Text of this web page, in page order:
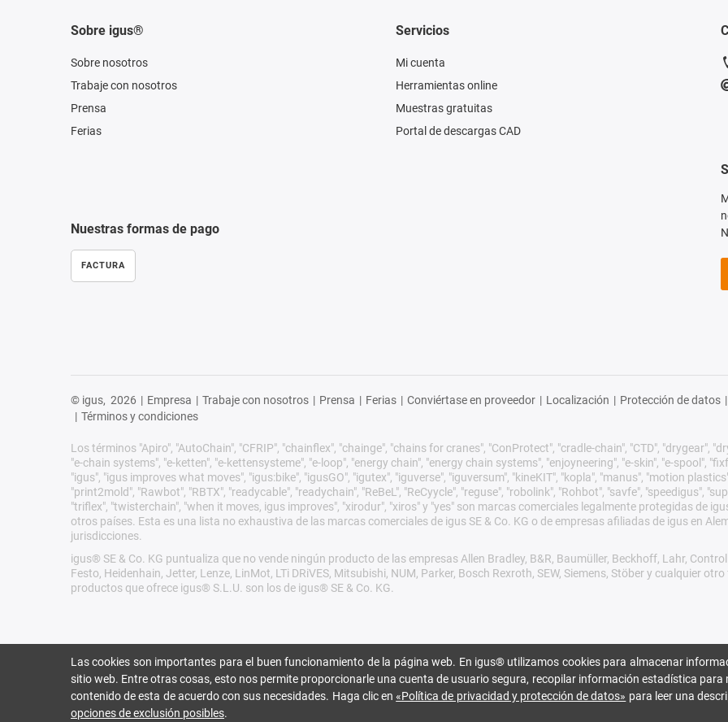
Sobre igus®
Sobre nosotros
Trabaje con nosotros
Prensa
Ferias
Servicios
Mi cuenta
Herramientas online
Muestras gratuitas
Portal de descargas CAD
Nuestras formas de pago
FACTURA
© igus, 2026 | Empresa | Trabaje con nosotros | Prensa | Ferias | Conviértase en proveedor | Localización | Protección de datos |
| Términos y condiciones
Los términos "Apiro", "AutoChain", "CFRIP", "chainflex", "chainge", "chains for cranes", "ConProtect", "cradle-chain", "CTD", "drygear",
"e-chain systems", "e-ketten", "e-kettensysteme", "e-loop", "energy chain", "energy chain systems", "enjoyneering", "e-skin", "e-spool",
"igus", "igus improves what moves", "igus:bike", "igusGO", "igutex", "iguverse", "iguversum", "kineKIT", "kopla", "manus", "motion
"print2mold", "Rawbot", "RBTX", "readycable", "readychain", "ReBeL", "ReCyycle", "reguse", "robolink", "Rohbot", "savfe", "speedigus",
"triflex", "twisterchain", "when it moves, igus improves", "xirodur", "xiros" y "yes" son marcas comerciales legalmente protegidas de
otros países. Esta es una lista no exhaustiva de las marcas comerciales de igus SE & Co. KG o de empresas afiliadas de igus en
jurisdicciones.
igus® SE & Co. KG puntualiza que no vende ningún producto de las empresas Allen Bradley, B&R, Baumüller, Beckhoff, Lahr,
Festo, Heidenhain, Jetter, Lenze, LinMot, LTi DRiVES, Mitsubishi, NUM, Parker, Bosch Rexroth, SEW, Siemens, Stöber y cualquier
productos que ofrece igus® S.L.U. son los de igus® SE & Co. KG.
Las cookies son importantes para el buen funcionamiento de la página web. En igus® utilizamos cookies para almacenar
sitio web. Entre otras cosas, esto nos permite proporcionarle una cuenta de usuario segura, recopilar información estadística
contenido de esta de acuerdo con sus necesidades. Haga clic en«Política de privacidad y protección de datos» para leer una
opciones de exclusión posibles.